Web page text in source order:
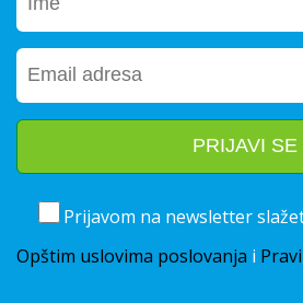
Prijavom na newsletter
Opštim uslovima poslovanja i